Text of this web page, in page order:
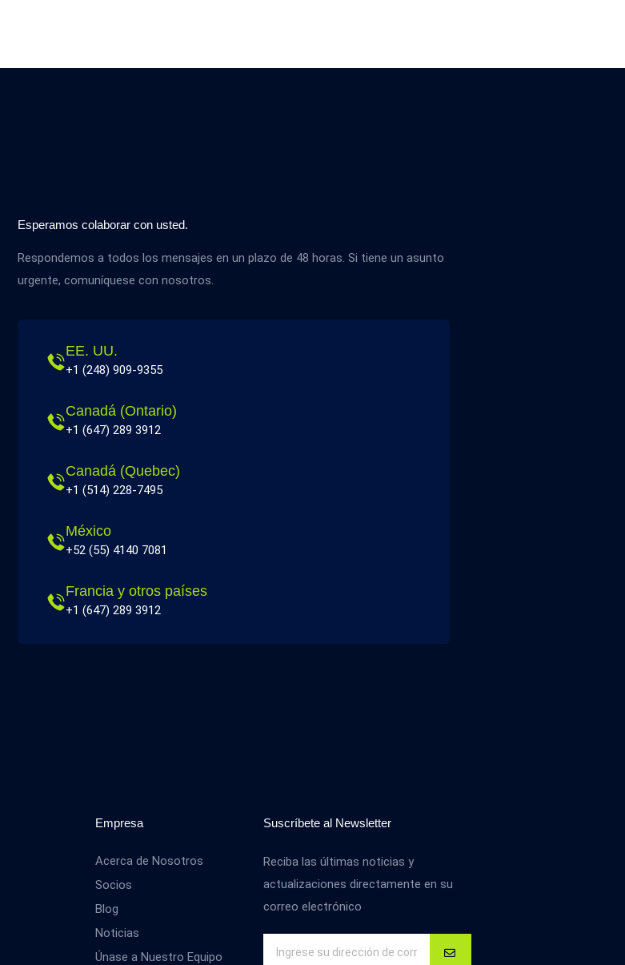
Esperamos colaborar con usted.
Respondemos a todos los mensajes en un plazo de 48 horas. Si tiene un asunto
urgente, comuníquese con nosotros.
EE. UU.
+1 (248) 909-9355
Canadá (Ontario)
+1 (647) 289 3912
Canadá (Quebec)
+1 (514) 228-7495
México
+52 (55) 4140 7081
Francia y otros países
+1 (647) 289 3912
Empresa
Acerca de Nosotros
Socios
Blog
Noticias
Únase a Nuestro Equipo
Suscríbete al Newsletter
Reciba las últimas noticias y
actualizaciones directamente en su
correo electrónico